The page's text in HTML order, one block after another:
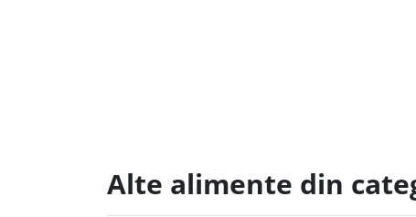
Alte alimente din